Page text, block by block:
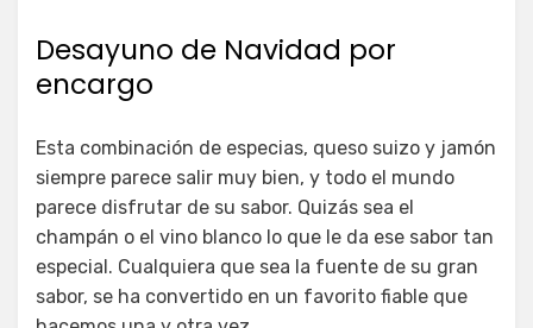
Desayuno de Navidad por
encargo
Esta combinación de especias, queso suizo y jamón
siempre parece salir muy bien, y todo el mundo
parece disfrutar de su sabor. Quizás sea el
champán o el vino blanco lo que le da ese sabor tan
especial. Cualquiera que sea la fuente de su gran
sabor, se ha convertido en un favorito fiable que